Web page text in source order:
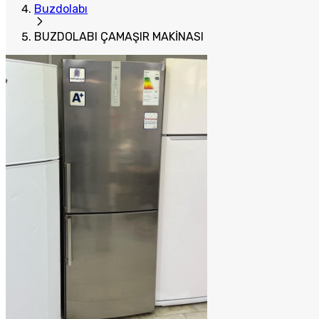
Buzdolabı
BUZDOLABI ÇAMAŞIR MAKİNASI